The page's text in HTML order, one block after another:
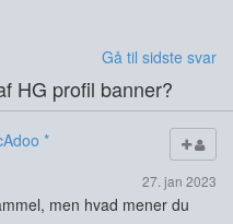
Gå til sidste svar
HG profil banner?
*
27. jan 2023
men hvad mener du